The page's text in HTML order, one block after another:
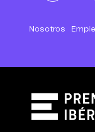
Nosotros